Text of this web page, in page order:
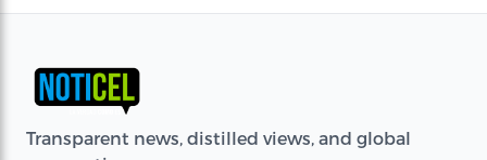
Transparent news, distilled views, and global